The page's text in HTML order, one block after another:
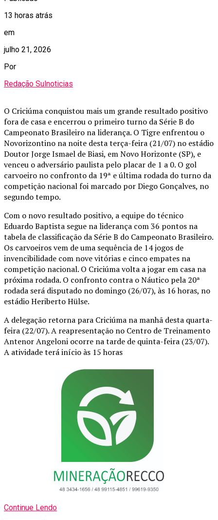
13 horas atrás
em
julho 21, 2026
Por
Redação Sulnoticias
O Criciúma conquistou mais um grande resultado positivo
fora de casa e encerrou o primeiro turno da Série B do
Campeonato Brasileiro na liderança. O Tigre enfrentou o
Novorizontino na noite desta terça-feira (21/07) no estádio
Doutor Jorge Ismael de Biasi, em Novo Horizonte (SP), e
venceu o adversário paulista pelo placar de 1 a 0. O gol
carvoeiro no confronto da 19ª e última rodada do turno da
competição nacional foi marcado por Diego Gonçalves, no
segundo tempo.
Com o novo resultado positivo, a equipe do técnico
Eduardo Baptista segue na liderança com 36 pontos na
tabela de classificação da Série B do Campeonato Brasileiro.
Os carvoeiros vem de uma sequência de 14 jogos de
invencibilidade com nove vitórias e cinco empates na
competição nacional. O Criciúma volta a jogar em casa na
próxima rodada. O confronto contra o Náutico pela 20ª
rodada será disputado no domingo (26/07), às 16 horas, no
estádio Heriberto Hülse.
A delegação retorna para Criciúma na manhã desta quarta-
feira (22/07). A reapresentação no Centro de Treinamento
Antenor Angeloni ocorre na tarde de quinta-feira (23/07).
A atividade terá início às 15 horas
Continue Lendo